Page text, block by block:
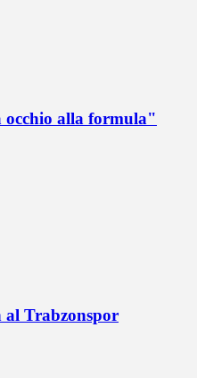
occhio alla formula"
al Trabzonspor